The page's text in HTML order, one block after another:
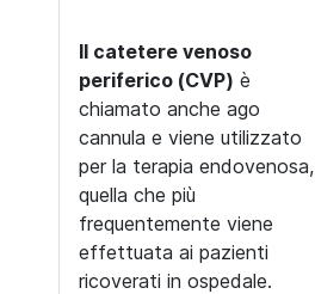
Il catetere venoso
periferico (CVP) è
chiamato anche ago
cannula e viene utilizzato
per la terapia endovenosa,
quella che più
frequentemente viene
effettuata ai pazienti
ricoverati in ospedale.